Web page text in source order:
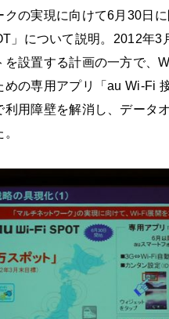
クの実現に向けて6月30日
」について説明。2012年3
を設置する計画の一方で、
めの専用アプリ「au Wi-Fi
利用障壁を解消し、データ